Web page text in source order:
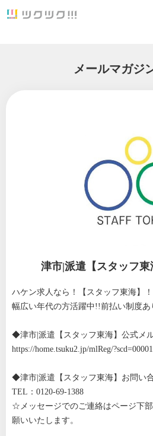
メールマガジ
津市|派遣【スタッフ
ハケン求人なら！【スタッフ東海】！
幅広い年代の方活躍中!!前払い制度
◆津市|派遣【スタッフ東海】公式メ
https://home.tsuku2.jp/mlReg/
◆津市|派遣【スタッフ東海】お問い
TEL：0120-69-1388
☆メッセージでのご連絡はページ下
願いいたします。